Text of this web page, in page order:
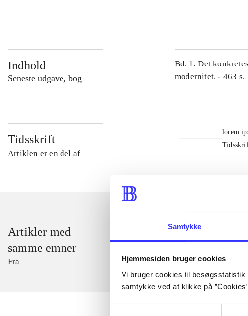
Samtykke
Hjemmesiden bruger cookies
Vi bruger cookies til
samtykke ved at klikke på
Indhold
Seneste udgave, bog
Bd. 1: Det
modernitet. - 463 s.
Tidsskrift
Artiklen er en del af
lorem
Artikler med
samme emner
Fra